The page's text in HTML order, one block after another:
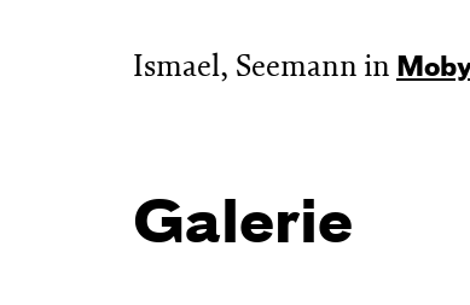
Ismael, Seemann in
Galerie